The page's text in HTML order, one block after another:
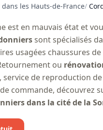
les Hauts-de-France/
est en mauvais état et
sont spécialisés
usagées chaussures
ou
service de reproduction
commande, découvrez
dans la cité de la